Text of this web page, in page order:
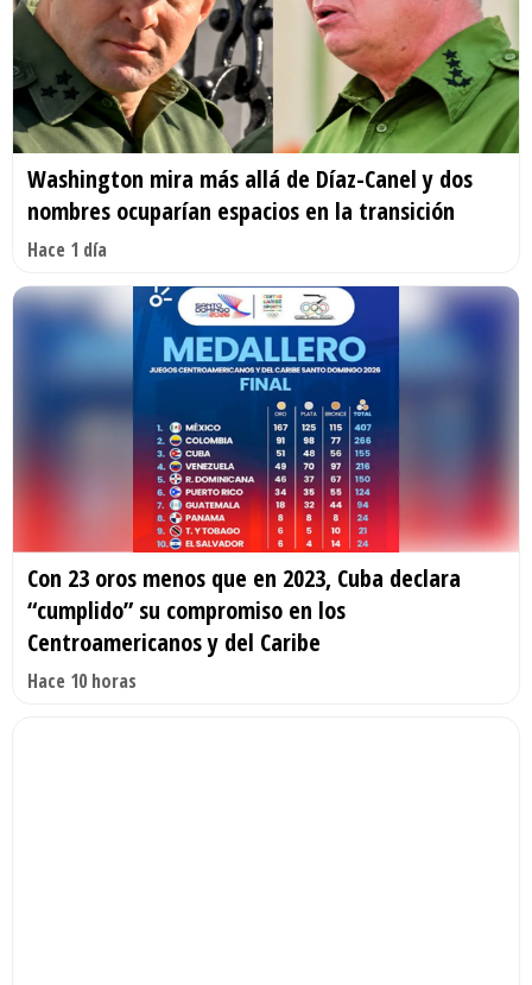
Washington mira más allá de Díaz-Canel y dos
nombres ocuparían espacios en la transición
Hace 1 día
Con 23 oros menos que en 2023, Cuba declara
“cumplido” su compromiso en los
Centroamericanos y del Caribe
Hace 10 horas